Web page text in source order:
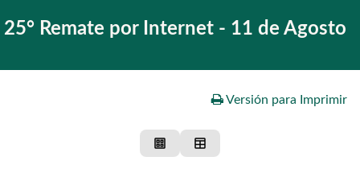
REMATE EN VIVO
25° Remate por Internet - 11 de Agosto
Versión para Imprimir